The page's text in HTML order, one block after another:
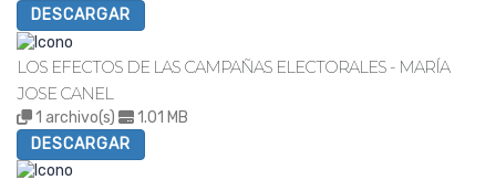
DESCARGAR
LOS EFECTOS DE LAS CAMPAÑAS ELECTORALES - MARÍA
JOSE CANEL
1 archivo(s)
1.01 MB
DESCARGAR